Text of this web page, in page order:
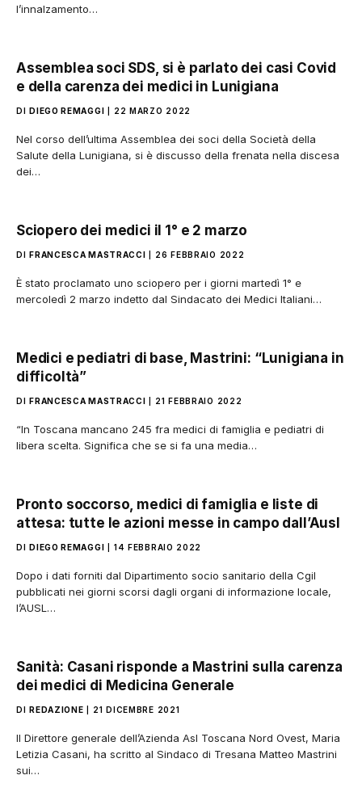
l’innalzamento…
Assemblea soci SDS, si è parlato dei casi Covid
e della carenza dei medici in Lunigiana
DI DIEGO REMAGGI 22 MARZO 2022
Nel corso dell’ultima Assemblea dei soci della Società della
Salute della Lunigiana, si è discusso della frenata nella discesa
dei…
Sciopero dei medici il 1° e 2 marzo
DI FRANCESCA MASTRACCI 26 FEBBRAIO 2022
È stato proclamato uno sciopero per i giorni martedì 1° e
mercoledì 2 marzo indetto dal Sindacato dei Medici Italiani…
Medici e pediatri di base, Mastrini: “Lunigiana in
difficoltà”
DI FRANCESCA MASTRACCI 21 FEBBRAIO 2022
“In Toscana mancano 245 fra medici di famiglia e pediatri di
libera scelta. Significa che se si fa una media…
Pronto soccorso, medici di famiglia e liste di
attesa: tutte le azioni messe in campo dall’Ausl
DI DIEGO REMAGGI 14 FEBBRAIO 2022
Dopo i dati forniti dal Dipartimento socio sanitario della Cgil
pubblicati nei giorni scorsi dagli organi di informazione locale,
l’AUSL…
Sanità: Casani risponde a Mastrini sulla carenza
dei medici di Medicina Generale
DI REDAZIONE 21 DICEMBRE 2021
Il Direttore generale dell’Azienda Asl Toscana Nord Ovest, Maria
Letizia Casani, ha scritto al Sindaco di Tresana Matteo Mastrini
sui…